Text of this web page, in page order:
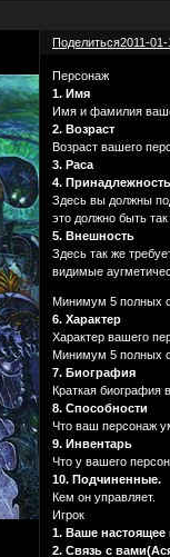
Поделиться2011-
Персонаж
1. Имя
Имя и фамилия
2. Возраст
Возраст вашего
3. Раса
4.
Здесь вы должны
это должно быть
5. Внешность
Здесь так же
видимые
Минимум 5 полных
6. Характер
Характер вашего
Минимум 5 полных
7. Биография
Краткая биография
8. Способности
Что ваш персонаж
9. Инвентарь
Что у вашего
10. Подчиненные.
Кем он управляет.
Игрок
1. Ваше настоящее
2. Связь с